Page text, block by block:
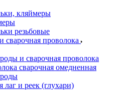
кляймеры
резьбовые
сварочная проволока
и сварочная проволока
сварочная омедненная
и реек (глухари)